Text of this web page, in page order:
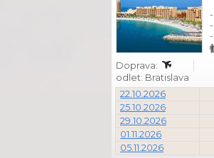
-
-
-
Doprava:
odlet: Bratislava
22.10.2026
25.10.2026
29.10.2026
01.11.2026
05.11.2026